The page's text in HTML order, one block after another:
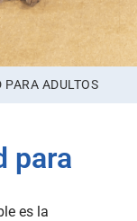
PARA ADULTOS
para
es la